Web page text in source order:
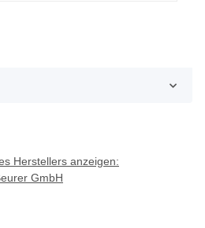
Herstellers anzeigen:
GmbH